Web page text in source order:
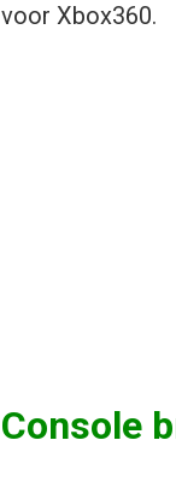
voor Xbox360.
Console